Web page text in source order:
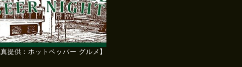
真提供：ホットペッパー グルメ】